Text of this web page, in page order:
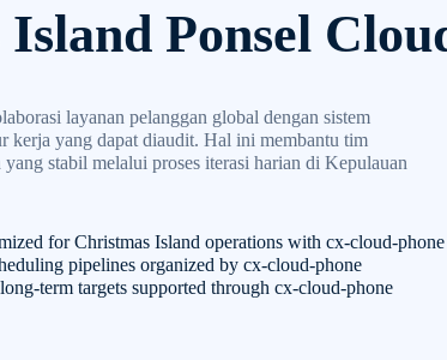
Ponsel
layanan pelanggan global dengan sistem
kerja yang dapat diaudit. Hal ini membantu tim
stabil melalui proses iterasi harian di Kepulauan
for Christmas Island operations with cx-cloud-phone
pipelines organized by cx-cloud-phone
term targets supported through cx-cloud-phone